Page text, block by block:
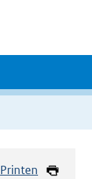
Printen